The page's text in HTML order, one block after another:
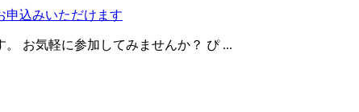
申込みいただけます
お気軽に参加してみませんか？ ぴ ...